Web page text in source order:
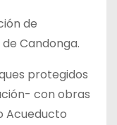
de
Candonga.
protegidos
con obras
Acueducto